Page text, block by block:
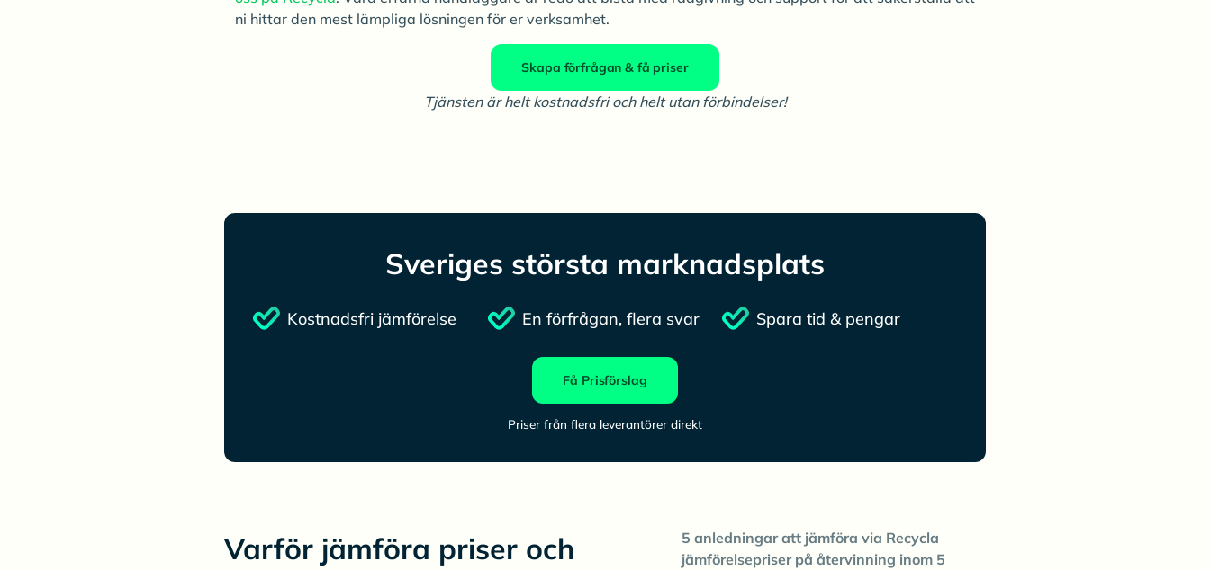
ni hittar den mest lämpliga lösningen för er verksamhet.
Skapa förfrågan & få priser
Tjänsten är helt kostnadsfri och helt utan förbindelser!
Sveriges största marknadsplats
Kostnadsfri jämförelse En förfrågan, flera svar Spara tid & pengar
Få Prisförslag
Priser från flera leverantörer direkt
Varför jämföra priser och
5 anledningar att jämföra via Recycla
jämförelsepriser på återvinning inom 5